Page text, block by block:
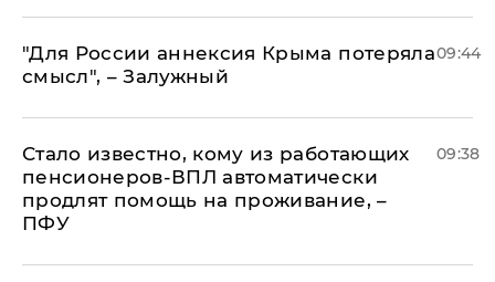
"Для России аннексия Крыма потеряла
смысл", – Залужный
09:44
Стало известно, кому из работающих
пенсионеров-ВПЛ автоматически
продлят помощь на проживание, –
ПФУ
09:38